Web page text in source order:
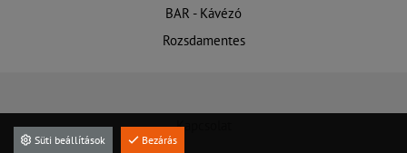
BAR - Kávézó
Rozsdamentes
Kapcsolat
Süti beállítások Bezárás